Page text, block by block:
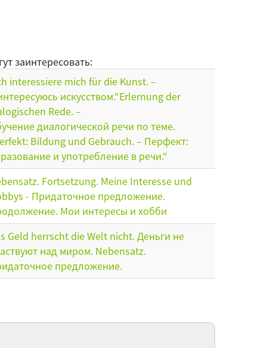
заинтересовать:
interessiere mich für die Kunst. –
искусством.“Erlernung der
Rede. –
диалогической речи по теме.
Bildung und Gebrauch. – Перфект:
и употребление в речи.“
Fortsetzung. Meine Interesse und
- Придаточное предложение.
Мои интересы и хобби
Geld herrscht die Welt nicht. Деньги не
над миром. Nebensatz.
предложение.
Употребление целевой